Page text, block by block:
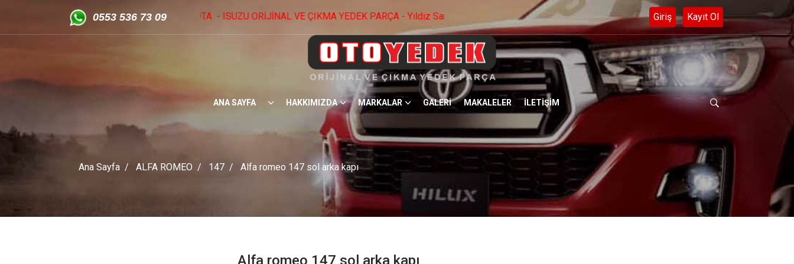
0553 536 73 09
- SSANGYONG - TOYOTA - ISUZU ORİJİNAL VE ÇIKMA YEDEK PARÇA - Yıldız Sanayi Sitesi. 1574.Cad No: 22 Ostim / ANKARA -0 553 536 73 09 - 0 552 282 56 40
ANA SAYFA HAKKIMIZDA MARKALAR GALERİ MAKALELER İLETİŞİM
Ana Sayfa ALFA ROMEO 147 Alfa romeo 147 sol arka kapı
Alfa romeo 147 sol arka kapı